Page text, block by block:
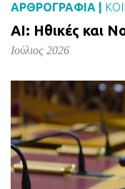
ΑΡΘΡΟΓΡΑΦΙΑ |
AI: Ηθικές και
Ιούλιος 2026